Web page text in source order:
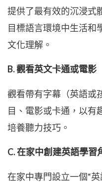
提供了最有效的沉浸式
目標語言環境中生活和
文化理解。
B. 觀看英文卡通或電影
觀看帶有字幕（英語或
目、電影或卡通，以有
培養聽力技巧。
C. 在家中創建英語學習
在家中專門設立一個“